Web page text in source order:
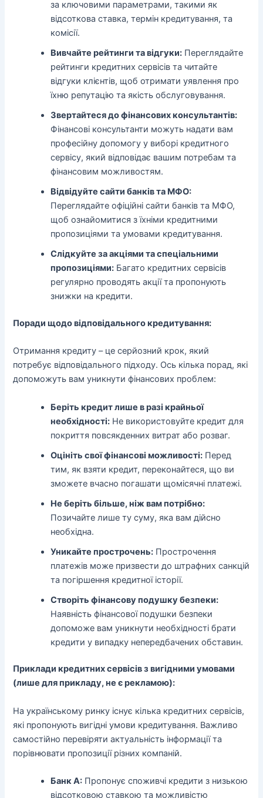
за ключовими параметрами, такими як
відсоткова ставка, термін кредитування, та
комісії.
Вивчайте рейтинги та відгуки: Переглядайте
рейтинги кредитних сервісів та читайте
відгуки клієнтів, щоб отримати уявлення про
їхню репутацію та якість обслуговування.
Звертайтеся до фінансових консультантів:
Фінансові консультанти можуть надати вам
професійну допомогу у виборі кредитного
сервісу, який відповідає вашим потребам та
фінансовим можливостям.
Відвідуйте сайти банків та МФО:
Переглядайте офіційні сайти банків та МФО,
щоб ознайомитися з їхніми кредитними
пропозиціями та умовами кредитування.
Слідкуйте за акціями та спеціальними
пропозиціями: Багато кредитних сервісів
регулярно проводять акції та пропонують
знижки на кредити.
Поради щодо відповідального кредитування:
Отримання кредиту – це серйозний крок, який
потребує відповідального підходу. Ось кілька порад, які
допоможуть вам уникнути фінансових проблем:
Беріть кредит лише в разі крайньої
необхідності: Не використовуйте кредит для
покриття повсякденних витрат або розваг.
Оцініть свої фінансові можливості: Перед
тим, як взяти кредит, переконайтеся, що ви
зможете вчасно погашати щомісячні платежі.
Не беріть більше, ніж вам потрібно:
Позичайте лише ту суму, яка вам дійсно
необхідна.
Уникайте прострочень: Прострочення
платежів може призвести до штрафних санкцій
та погіршення кредитної історії.
Створіть фінансову подушку безпеки:
Наявність фінансової подушки безпеки
допоможе вам уникнути необхідності брати
кредити у випадку непередбачених обставин.
Приклади кредитних сервісів з вигідними умовами
(лише для прикладу, не є рекламою):
На українському ринку існує кілька кредитних сервісів,
які пропонують вигідні умови кредитування. Важливо
самостійно перевіряти актуальність інформації та
порівнювати пропозиції різних компаній.
Банк А: Пропонує споживчі кредити з низькою
відсотковою ставкою та можливістю